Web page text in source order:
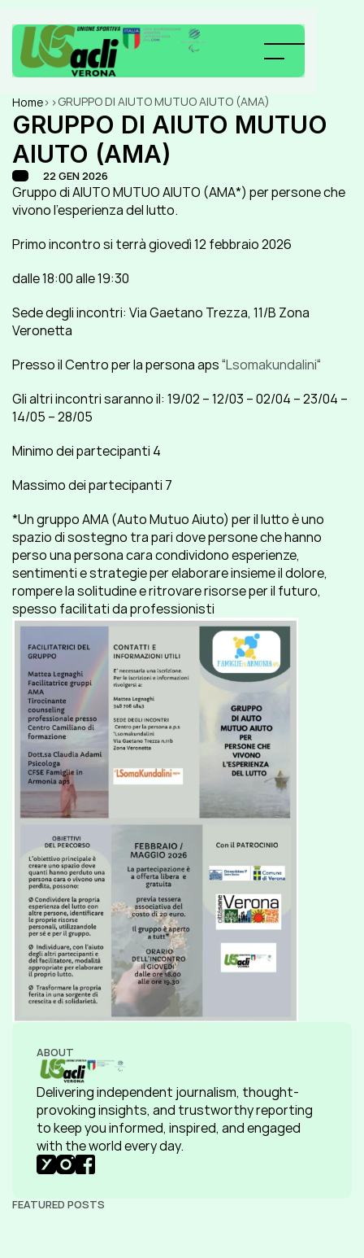
Home> >GRUPPO DI AIUTO MUTUO AIUTO (AMA)
GRUPPO DI AIUTO MUTUO
AIUTO (AMA)
22 GEN 2026
Gruppo di AIUTO MUTUO AIUTO (AMA*) per persone che
vivono l’esperienza del lutto.
Primo incontro si terrà giovedì 12 febbraio 2026
dalle 18:00 alle 19:30
Sede degli incontri: Via Gaetano Trezza, 11/B Zona
Veronetta
Presso il Centro per la persona aps “Lsomakundalini“
Gli altri incontri saranno il: 19/02 – 12/03 – 02/04 – 23/04 –
14/05 – 28/05
Minimo dei partecipanti 4
Massimo dei partecipanti 7
*Un gruppo AMA (Auto Mutuo Aiuto) per il lutto è uno
spazio di sostegno tra pari dove persone che hanno
perso una persona cara condividono esperienze,
sentimenti e strategie per elaborare insieme il dolore,
rompere la solitudine e ritrovare risorse per il futuro,
spesso facilitati da professionisti
ABOUT
Delivering independent journalism, thought-
provoking insights, and trustworthy reporting
to keep you informed, inspired, and engaged
with the world every day.
FEATURED POSTS